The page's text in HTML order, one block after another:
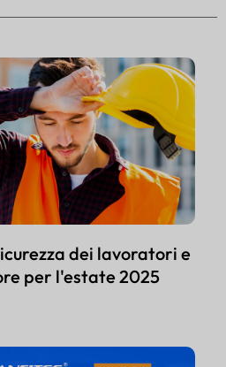
dei lavoratori e
per l'estate 2025